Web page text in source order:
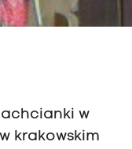
w
krakowskim